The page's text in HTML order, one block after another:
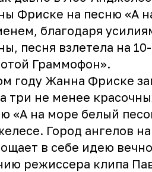
Фриске на песню «А
благодаря
песня взлетела на
Граммофон».
году Жанна Фриске
три не менее
«А на море белый
Город ангелов
в себе идею
режиссера клипа